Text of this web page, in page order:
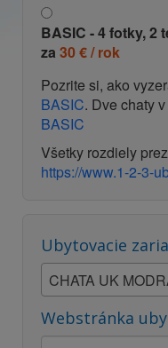
BASIC - 4 fotky, 2
za 30 € / rok
Pozrite si, ako
BASIC. Dve chaty
BASIC
Všetky rozdiely
https://www.1-2-3-
Ubytovacie
Webstránka